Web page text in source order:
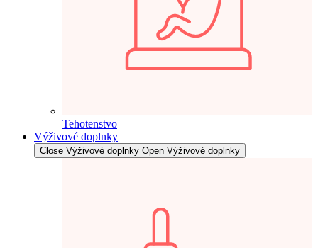
Tehotenstvo
Výživové doplnky
Close Výživové doplnky Open Výživové doplnky